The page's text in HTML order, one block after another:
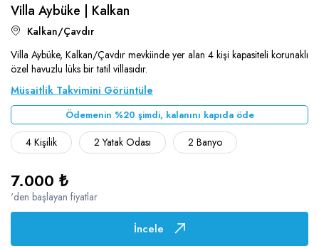
Villa Aybüke | Kalkan
Kalkan/Çavdır
Villa Aybüke, Kalkan/Çavdır mevkiinde yer alan 4 kişi kapasiteli korunaklı
özel havuzlu lüks bir tatil villasıdır.
Müsaitlik Takvimini Görüntüle
Ödemenin %20 şimdi, kalanını kapıda öde
4 Kişilik 2 Yatak Odası 2 Banyo
7.000 ₺
'den başlayan fiyatlar
İncele